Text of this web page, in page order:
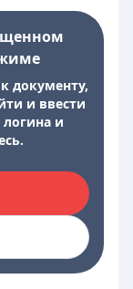
документу,
и ввести
логина и